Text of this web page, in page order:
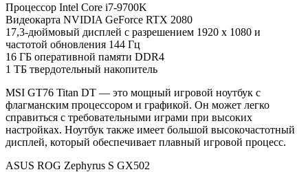
Процессор Intel Core i7-9700K
Видеокарта NVIDIA GeForce RTX 2080
17,3-дюймовый дисплей с разрешением 1920 x 1080 и
частотой обновления 144 Гц
16 ГБ оперативной памяти DDR4
1 ТБ твердотельный накопитель
MSI GT76 Titan DT — это мощный игровой ноутбук с
флагманским процессором и графикой. Он может легко
справиться с требовательными играми при высоких
настройках. Ноутбук также имеет большой высокочастотный
дисплей, который обеспечивает плавный игровой процесс.
ASUS ROG Zephyrus S GX502